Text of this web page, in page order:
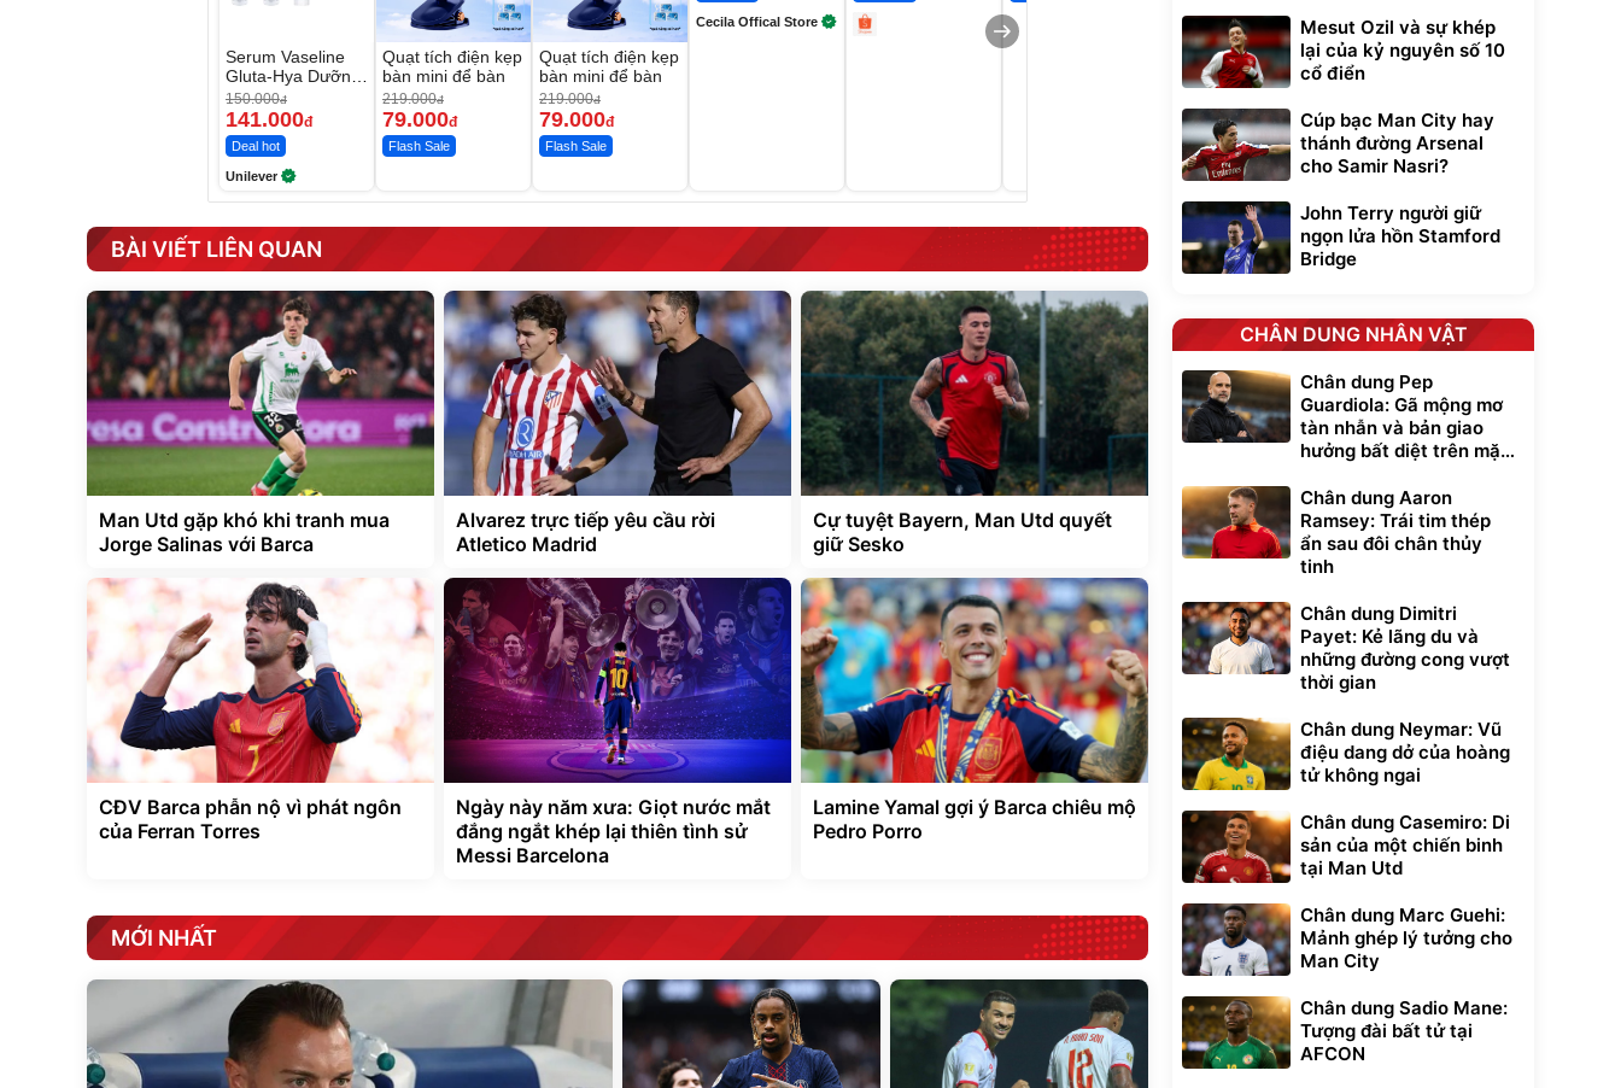
Serum Vaseline
Gluta-Hya Dưỡng
Da Sáng Mịn Sau
7 Ngày
150.000đ
141.000đ
Deal hot
Unilever
Quạt tích điện kẹp
bàn mini để bàn
219.000đ
79.000đ
Flash Sale
Quạt tích điện kẹp
bàn mini để bàn
219.000đ
79.000đ
Flash Sale
Cecila Offical Store
Lót ghế ôtô, nâng
lưng chống nóng
trong di chuyển
295.000đ
Đã bán nhiều
BÀI VIẾT LIÊN QUAN
Man Utd gặp khó khi tranh mua
Jorge Salinas với Barca
Alvarez trực tiếp yêu cầu rời
Atletico Madrid
Cự tuyệt Bayern, Man Utd quyết
giữ Sesko
CĐV Barca phẫn nộ vì phát ngôn
của Ferran Torres
Ngày này năm xưa: Giọt nước mắt
đắng ngắt khép lại thiên tình sử
Messi Barcelona
Lamine Yamal gợi ý Barca chiêu mộ
Pedro Porro
MỚI NHẤT
Mesut Ozil và sự khép
lại của kỷ nguyên số 10
cổ điển
Cúp bạc Man City hay
thánh đường Arsenal
cho Samir Nasri?
John Terry người giữ
ngọn lửa hồn Stamford
Bridge
CHÂN DUNG NHÂN VẬT
Chân dung Pep
Guardiola: Gã mộng mơ
tàn nhẫn và bản giao
hưởng bất diệt trên mặt
Chân dung Aaron
Ramsey: Trái tim thép
ẩn sau đôi chân thủy
tinh
Chân dung Dimitri
Payet: Kẻ lãng du và
những đường cong vượt
thời gian
Chân dung Neymar: Vũ
điệu dang dở của hoàng
tử không ngai
Chân dung Casemiro: Di
sản của một chiến binh
tại Man Utd
Chân dung Marc Guehi:
Mảnh ghép lý tưởng cho
Man City
Chân dung Sadio Mane:
Tượng đài bất tử tại
AFCON